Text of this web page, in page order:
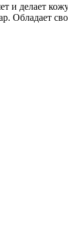
делает
Обладает